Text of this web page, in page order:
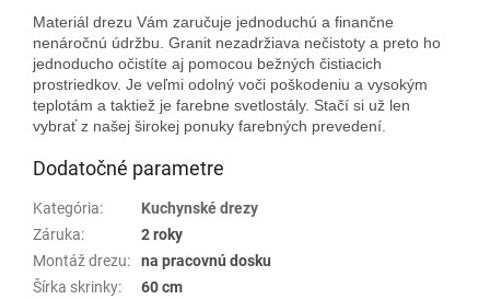
Materiál drezu Vám zaručuje jednoduchú a finančne
nenáročnú údržbu. Granit nezadržiava nečistoty a preto ho
jednoducho očistíte aj pomocou bežných čistiacich
prostriedkov. Je veľmi odolný voči poškodeniu a vysokým
teplotám a taktiež je farebne svetlostály. Stačí si už len
vybrať z našej širokej ponuky farebných prevedení.
Dodatočné parametre
Kategória:
Kuchynské drezy
Záruka:
2 roky
Montáž drezu:
na pracovnú dosku
Šírka skrinky: 60 cm